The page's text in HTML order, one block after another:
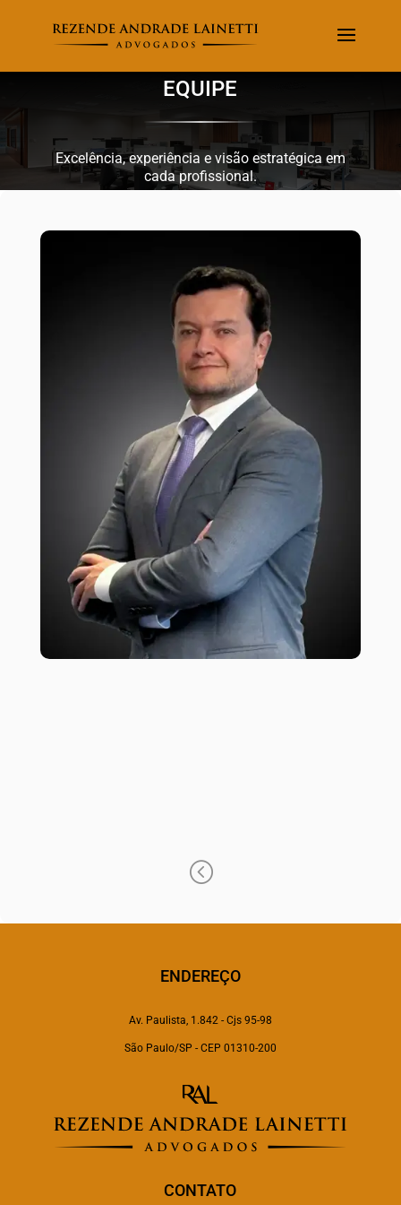
EQUIPE
Excelência, experiência e visão estratégica em
cada profissional.
<
ENDEREÇO
Av. Paulista, 1.842 - Cjs 95-98
São Paulo/SP - CEP 01310-200
CONTATO